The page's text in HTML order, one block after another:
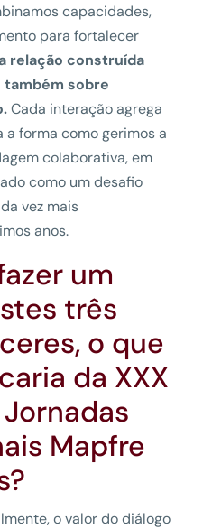
capacidades,
para fortalecer
relação construída
também sobre
Cada interação agrega
forma como gerimos a
colaborativa, em
como um desafio
vez mais
anos.
um
três
o que
da XXX
Mapfre
o valor do diálogo